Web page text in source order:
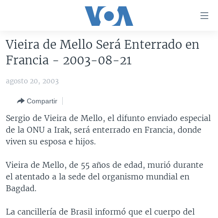
accesibilidad
principal
Salte
navegador
principal
Salte
búsqueda
AMÉRICA DEL NORTE
MÉXICO
HAITÍ
ELECCIONES EEUU
VOTO DIVIDIDO
VOA VERIFICA
VOA VERIFICA UCRANIA/RUSIA
VOA VERIFICA INMIGRACIÓN
VOA VERIFICA AMÉRICA LATINA
AMÉRICA LATINA
ARGENTINA
BOLIVIA
CHILE
PERÚ
ECUADOR
CHINA EN AMÉRICA LATINA
CENTROAMÉRICA
EL SALVADOR
GUATEMALA
HONDURAS
INMIGRACIÓN
LIBERTAD DE PRENSA
MUNDO
ESPECIALES DE LA VOA
LIBERTAD DE PRENSA
UCRANIA
Vieira de Mello Será Enterrado en
Francia - 2003-08-21
agosto 20, 2003
Compartir
Sergio de Vieira de Mello, el difunto enviado especial
de la ONU a Irak, será enterrado en Francia, donde
viven su esposa e hijos.
Vieira de Mello, de 55 años de edad, murió durante
el atentado a la sede del organismo mundial en
Bagdad.
La cancillería de Brasil informó que el cuerpo del